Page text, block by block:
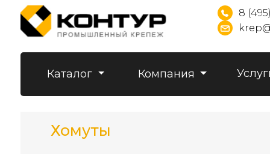
8
Каталог Компания
Хомуты